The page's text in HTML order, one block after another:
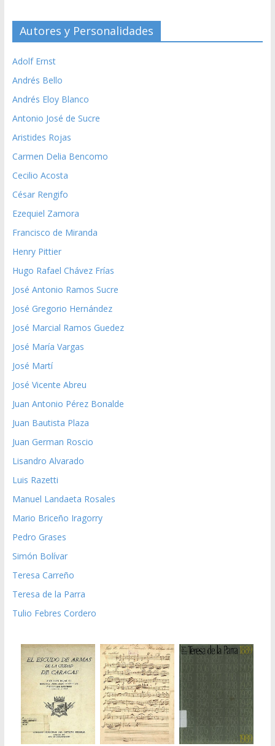
Autores y Personalidades
Adolf Ernst
Andrés Bello
Andrés Eloy Blanco
Antonio José de Sucre
Aristides Rojas
Carmen Delia Bencomo
Cecilio Acosta
César Rengifo
Ezequiel Zamora
Francisco de Miranda
Henry Pittier
Hugo Rafael Chávez Frías
José Antonio Ramos Sucre
José Gregorio Hernández
José Marcial Ramos Guedez
José María Vargas
José Martí
José Vicente Abreu
Juan Antonio Pérez Bonalde
Juan Bautista Plaza
Juan German Roscio
Lisandro Alvarado
Luis Razetti
Manuel Landaeta Rosales
Mario Briceño Iragorry
Pedro Grases
Simón Bolívar
Teresa Carreño
Teresa de la Parra
Tulio Febres Cordero